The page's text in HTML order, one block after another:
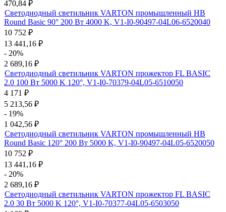
470,84 ₽
Светодиодный светильник VARTON промышленный HB
Round Basic 90° 200 Вт 4000 K, V1-I0-90497-04L06-6520040
10 752 ₽
13 441,16 ₽
- 20%
2 689,16 ₽
Светодиодный светильник VARTON прожектор FL BASIC
2.0 100 Вт 5000 K 120°, V1-I0-70379-04L05-6510050
4 171 ₽
5 213,56 ₽
- 19%
1 042,56 ₽
Светодиодный светильник VARTON промышленный HB
Round Basic 120° 200 Вт 5000 K, V1-I0-90497-04L05-6520050
10 752 ₽
13 441,16 ₽
- 20%
2 689,16 ₽
Светодиодный светильник VARTON прожектор FL BASIC
2.0 30 Вт 5000 K 120°, V1-I0-70377-04L05-6503050